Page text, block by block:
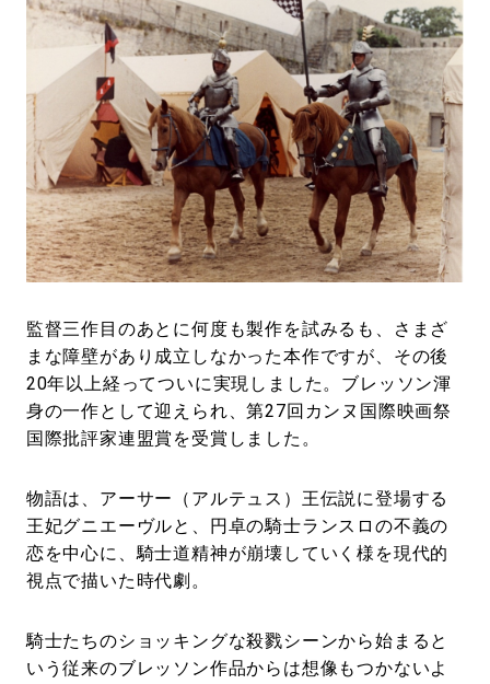
監督三作目のあとに何度も製作を試みるも、さまざ
まな障壁があり成立しなかった本作ですが、その後
20年以上経ってついに実現しました。ブレッソン渾
身の一作として迎えられ、第27回カンヌ国際映画祭
国際批評家連盟賞を受賞しました。
物語は、アーサー（アルテュス）王伝説に登場する
王妃グニエーヴルと、円卓の騎士ランスロの不義の
恋を中心に、騎士道精神が崩壊していく様を現代的
視点で描いた時代劇。
騎士たちのショッキングな殺戮シーンから始まると
いう従来のブレッソン作品からは想像もつかないよ